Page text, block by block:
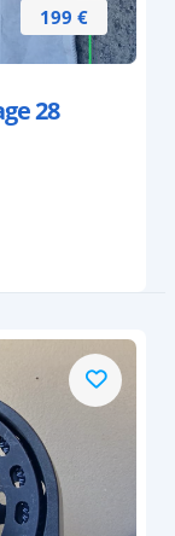
199 €
28